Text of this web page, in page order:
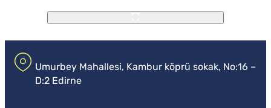
Umurbey Mahallesi, Kambur köprü sokak, No:16 –
D:2 Edirne